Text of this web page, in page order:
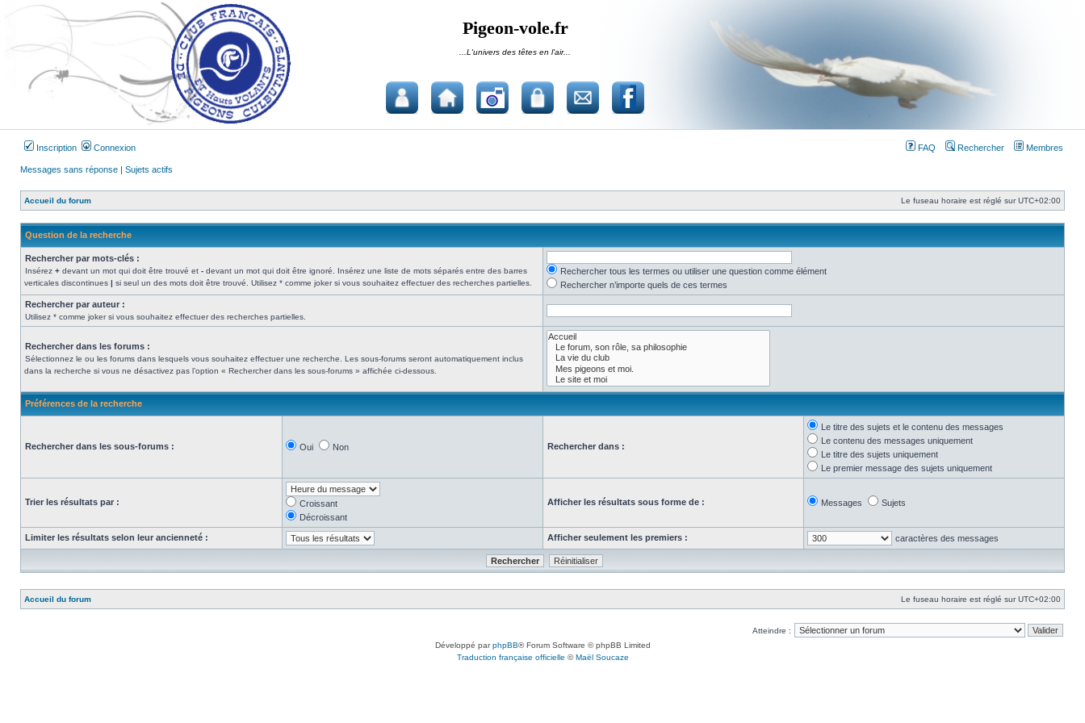
Pigeon-vole.fr
...L'univers des têtes en l'air...
Inscription Connexion FAQ Rechercher Membres
Messages sans réponse | Sujets actifs
Accueil du forum Le fuseau horaire est réglé surUTC+02:00
Question de la recherche
Rechercher par mots-clés :
Insérez + devant un mot qui doit être trouvé et - devant un mot qui doit être ignoré. Insérez une liste de mots séparés entre des barres
verticales discontinues | si seul un des mots doit être trouvé. Utilisez * comme joker si vous souhaitez effectuer des recherches partielles.
Rechercher tous les termes ou utiliser une question comme élément
Rechercher n’importe quels de ces termes
Rechercher par auteur :
Utilisez * comme joker si vous souhaitez effectuer des recherches partielles.
Rechercher dans les forums :
Sélectionnez le ou les forums dans lesquels vous souhaitez effectuer une recherche. Les sous-forums seront automatiquement inclus
dans la recherche si vous ne désactivez pas l’option « Rechercher dans les sous-forums » affichée ci-dessous.
Préférences de la recherche
Rechercher dans les sous-forums : Oui Non Rechercher dans :
Le titre des sujets et le contenu des messages
Le contenu des messages uniquement
Le titre des sujets uniquement
Le premier message des sujets uniquement
Trier les résultats par :
Croissant
Décroissant
Afficher les résultats sous forme de : Messages Sujets
Limiter les résultats selon leur ancienneté : Afficher seulement les premiers : caractères des messages
Accueil du forum Le fuseau horaire est réglé surUTC+02:00
Atteindre :
Développé parphpBB® Forum Software © phpBB Limited
Traduction française officielle ©Maël Soucaze